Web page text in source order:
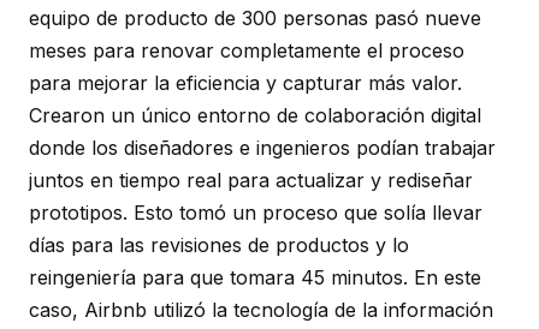
equipo de producto de 300 personas pasó nueve
meses para renovar completamente el proceso
para mejorar la eficiencia y capturar más valor.
Crearon un único entorno de colaboración digital
donde los diseñadores e ingenieros podían trabajar
juntos en tiempo real para actualizar y rediseñar
prototipos. Esto tomó un proceso que solía llevar
días para las revisiones de productos y lo
reingeniería para que tomara 45 minutos. En este
caso, Airbnb utilizó la tecnología de la información